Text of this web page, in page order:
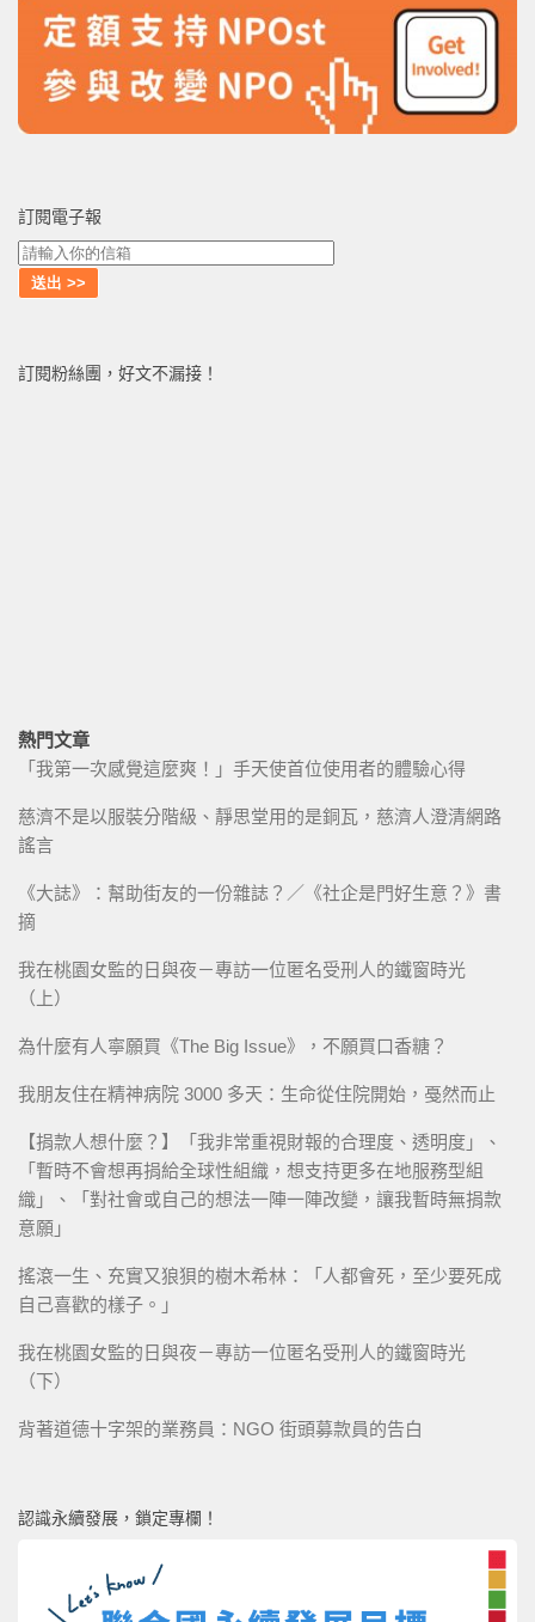
訂閱電子報
訂閱粉絲團，好文不漏接！
熱門文章
「我第一次感覺這麼爽！」手天使首位使用者的體驗心得
慈濟不是以服裝分階級、靜思堂用的是銅瓦，慈濟人澄清網路
謠言
《大誌》：幫助街友的一份雜誌？／《社企是門好生意？》書
摘
我在桃園女監的日與夜－專訪一位匿名受刑人的鐵窗時光
（上）
為什麼有人寧願買《The Big Issue》，不願買口香糖？
我朋友住在精神病院 3000 多天：生命從住院開始，戞然而止
【捐款人想什麼？】「我非常重視財報的合理度、透明度」、
「暫時不會想再捐給全球性組織，想支持更多在地服務型組
織」、「對社會或自己的想法一陣一陣改變，讓我暫時無捐款
意願」
搖滾一生、充實又狼狽的樹木希林：「人都會死，至少要死成
自己喜歡的樣子。」
我在桃園女監的日與夜－專訪一位匿名受刑人的鐵窗時光
（下）
背著道德十字架的業務員：NGO 街頭募款員的告白
認識永續發展，鎖定專欄！